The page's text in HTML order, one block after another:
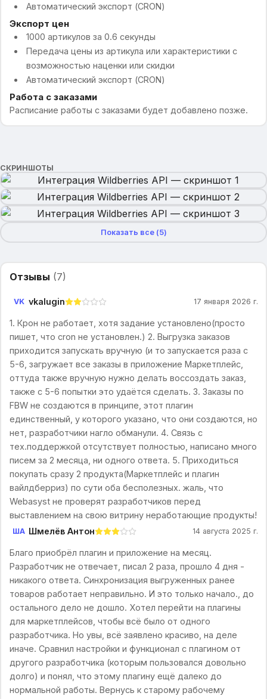
Автоматический экспорт (CRON)
Экспорт цен
1000 артикулов за 0.6 секунды
Передача цены из артикула или характеристики с
возможностью наценки или скидки
Автоматический экспорт (CRON)
Работа с заказами
Расписание работы с заказами будет добавлено позже.
СКРИНШОТЫ
Показать все (5)
Отзывы (7)
VK vkalugin 17 января 2026 г.
1. Крон не работает, хотя задание установлено(просто
пишет, что cron не установлен.) 2. Выгрузка заказов
приходится запускать вручную (и то запускается раза с
5-6, загружает все заказы в приложение Маркетплейс,
оттуда также вручную нужно делать воссоздать заказ,
также с 5-6 попытки это удаётся сделать. 3. Заказы по
FBW не создаются в принципе, этот плагин
единственный, у которого указано, что они создаются, но
нет, разработчики нагло обманули. 4. Связь с
тех.поддержкой отсутствует полностью, написано много
писем за 2 месяца, ни одного ответа. 5. Приходиться
покупать сразу 2 продукта(Маркетплейс и плагин
вайлдберриз) по сути оба бесполезных. жаль, что
Webasyst не проверят разработчиков перед
выставлением на свою витрину неработающие продукты!
ША Шмелёв Антон 14 августа 2025 г.
Благо приобрёл плагин и приложение на месяц.
Разработчик не отвечает, писал 2 раза, прошло 4 дня -
никакого ответа. Синхронизация выгруженных ранее
товаров работает неправильно. И это только начало., до
остального дело не дошло. Хотел перейти на плагины
для маркетплейсов, чтобы всё было от одного
разработчика. Но увы, всё заявлено красиво, на деле
иначе. Сравнил настройки и функционал с плагином от
другого разработчика (которым пользовался довольно
долго) и понял, что этому плагину ещё далеко до
нормальной работы. Вернусь к старому рабочему